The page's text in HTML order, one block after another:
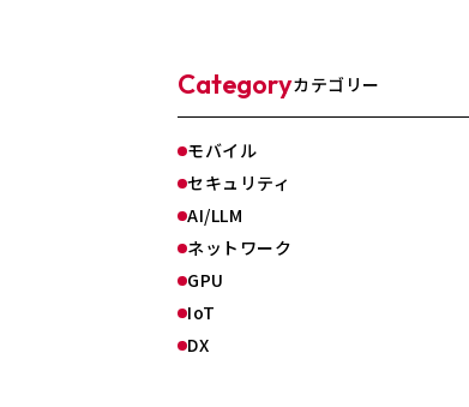
Categoryカテゴリー
モバイル
セキュリティ
AI/LLM
ネットワーク
GPU
IoT
DX